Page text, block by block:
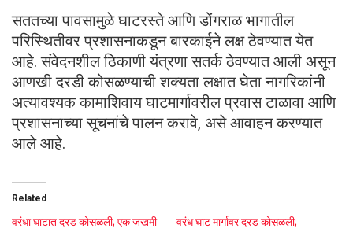
सततच्या पावसामुळे घाटरस्ते आणि डोंगराळ भागातील
परिस्थितीवर प्रशासनाकडून बारकाईने लक्ष ठेवण्यात येत
आहे. संवेदनशील ठिकाणी यंत्रणा सतर्क ठेवण्यात आली असून
आणखी दरडी कोसळण्याची शक्यता लक्षात घेता नागरिकांनी
अत्यावश्यक कामाशिवाय घाटमार्गावरील प्रवास टाळावा आणि
प्रशासनाच्या सूचनांचे पालन करावे, असे आवाहन करण्यात
आले आहे.
Related
वरंधा घाटात दरड कोसळली; एक जखमी
वरंध घाट मार्गावर दरड कोसळली;